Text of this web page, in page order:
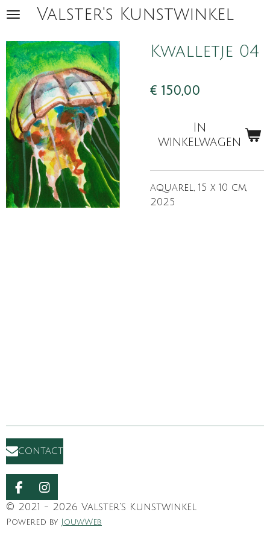
Ga
naar
de
hoofdinhoud
Valster's Kunstwinkel
Kwalletje 04
€ 150,00
In
winkelwagen
aquarel, 15 x 10 cm,
2025
contact
F
a
e
I
n
t
© 2021 - 2026 Valster's Kunstwinkel
Powered by JouwWeb